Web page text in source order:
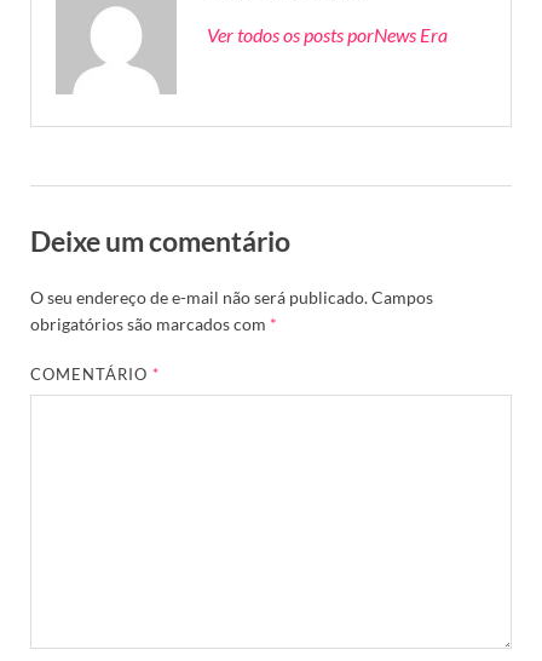
Ver todos os posts porNews Era
Deixe um comentário
O seu endereço de e-mail não será publicado.Campos
obrigatórios são marcados com *
COMENTÁRIO*